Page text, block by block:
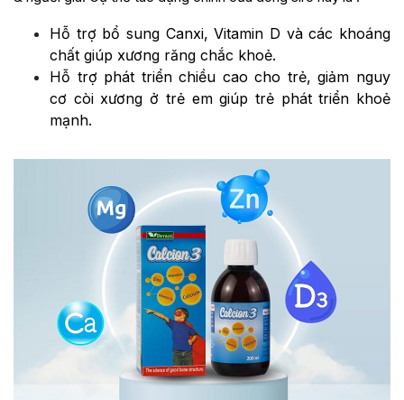
Hỗ trợ bổ sung Canxi, Vitamin D và các khoáng
chất giúp xương răng chắc khoẻ.
Hỗ trợ phát triển chiều cao cho trẻ, giảm nguy
cơ còi xương ở trẻ em giúp trẻ phát triển khoẻ
mạnh.